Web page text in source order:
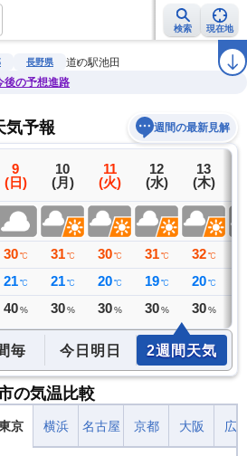
検索 現在地
地震情報 警報・注意報 ラ
長野県
道の駅池田
後の予想進路
気予報 週間の最新見解
9
(日)
30 ℃
21 ℃
40 %
10
(月)
31 ℃
21 ℃
30 %
11
(火)
30 ℃
20 ℃
30 %
12
(水)
31 ℃
19 ℃
30 %
13
(木)
32 ℃
20 ℃
30 %
毎 今日明日 2週間天気
の気温比較
京 横浜 名古屋 京都 大阪 広